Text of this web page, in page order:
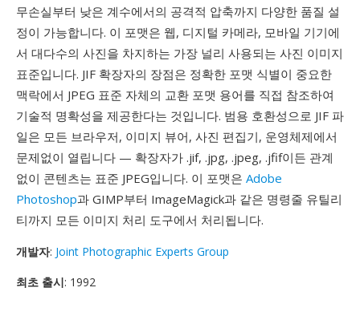
무손실부터 낮은 계수에서의 공격적 압축까지 다양한 품질 설
정이 가능합니다. 이 포맷은 웹, 디지털 카메라, 모바일 기기에
서 대다수의 사진을 차지하는 가장 널리 사용되는 사진 이미지
표준입니다. JIF 확장자의 장점은 정확한 포맷 식별이 중요한
맥락에서 JPEG 표준 자체의 교환 포맷 용어를 직접 참조하여
기술적 명확성을 제공한다는 것입니다. 범용 호환성으로 JIF 파
일은 모든 브라우저, 이미지 뷰어, 사진 편집기, 운영체제에서
문제없이 열립니다 — 확장자가 .jif, .jpg, .jpeg, .jfif이든 관계
없이 콘텐츠는 표준 JPEG입니다. 이 포맷은 Adobe
Photoshop과 GIMP부터 ImageMagick과 같은 명령줄 유틸리
티까지 모든 이미지 처리 도구에서 처리됩니다.
개발자: Joint Photographic Experts Group
최초 출시: 1992